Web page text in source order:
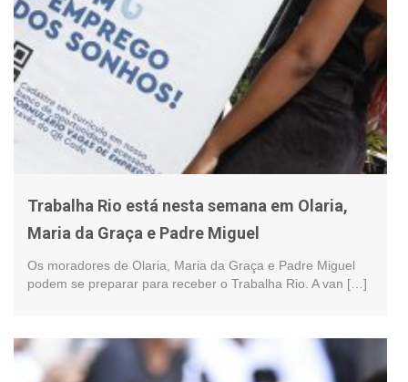
Trabalha Rio está nesta semana em Olaria,
Maria da Graça e Padre Miguel
Os moradores de Olaria, Maria da Graça e Padre Miguel
podem se preparar para receber o Trabalha Rio. A van […]